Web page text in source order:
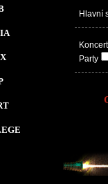
Hlavní
Koncert
Party